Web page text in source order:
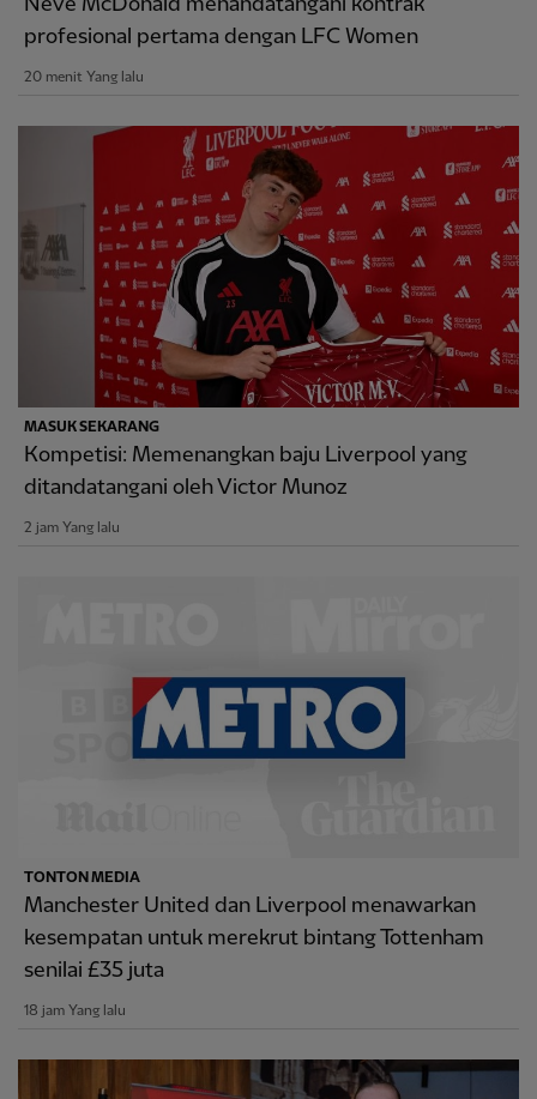
Neve McDonald menandatangani kontrak
profesional pertama dengan LFC Women
20 menit Yang lalu
MASUK SEKARANG
Kompetisi: Memenangkan baju Liverpool yang
ditandatangani oleh Victor Munoz
2 jam Yang lalu
TONTON MEDIA
Manchester United dan Liverpool menawarkan
kesempatan untuk merekrut bintang Tottenham
senilai £35 juta
18 jam Yang lalu